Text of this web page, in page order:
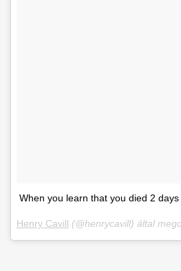
When you learn that you died 2 days
Henry Cavill (@henrycavill) által